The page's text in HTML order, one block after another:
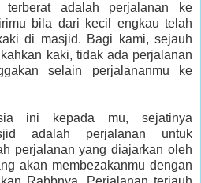
terberat adalah perjalanan ke
bila dari kecil engkau telah
di masjid. Bagi kami, sejauh
kaki, tidak ada perjalanan
selain perjalananmu ke
ini kepada mu, sejatinya
adalah perjalanan untuk
perjalanan yang diajarkan oleh
akan membezakanmu dengan